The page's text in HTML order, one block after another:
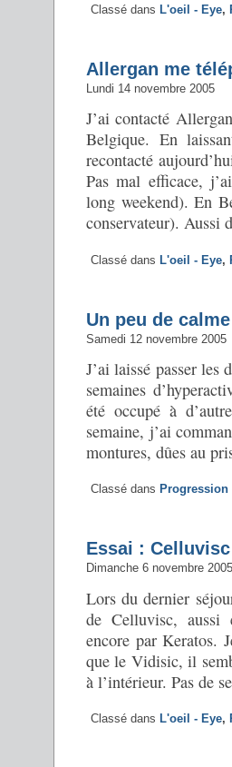
Classé dans L'oeil - Eye,
Allergan me
Lundi 14 novembre 2005
J’ai contacté
Belgique. En
recontacté
Pas mal efficace,
long weekend). En
conservateur). Aussi
Classé dans L'oeil - Eye,
Un peu de calme
Samedi 12 novembre 2005
J’ai laissé passer les
semaines
été occupé à
semaine, j’ai
montures, dûes au
Classé dans Progression
Essai : Celluvisc
Dimanche 6 novembre 2005
Lors du dernier
de Celluvisc, aussi
encore par Keratos.
que le Vidisic, il
à l’intérieur. Pas de
Classé dans L'oeil - Eye,